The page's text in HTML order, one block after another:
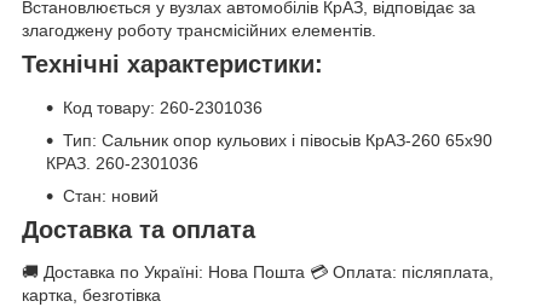
Встановлюється у вузлах автомобілів КрАЗ, відповідає за
злагоджену роботу трансмісійних елементів.
Технічні характеристики:
Код товару: 260-2301036
Тип: Сальник опор кульових і півосьів КрАЗ-260 65x90
КРАЗ. 260-2301036
Стан: новий
Доставка та оплата
🚚 Доставка по Україні: Нова Пошта 💳 Оплата: післяплата,
картка, безготівка